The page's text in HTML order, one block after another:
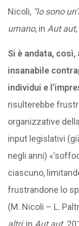
Nicoli, “Io sono
umano, in Aut aut
Si è andata,
insanabile
individui e
risulterebbe
organizzative
input legislativi
negli anni)
ciascuno,
frustrandone lo
(M. Nicoli – L.
altri, in Aut aut,